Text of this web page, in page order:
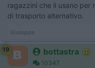
ragazzini che li usano per
di trasporto alternativo.
Giuseppe
19 bottastra
10347